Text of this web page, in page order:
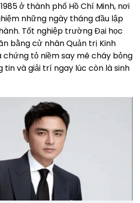
ở thành phố Hồ Chí Minh, nơi
những ngày tháng đầu lập
Tốt nghiệp trường Đại học
bằng cử nhân Quản trị Kinh
chứng tỏ niềm say mê cháy bỏng
tin và giải trí ngay lúc còn là sinh